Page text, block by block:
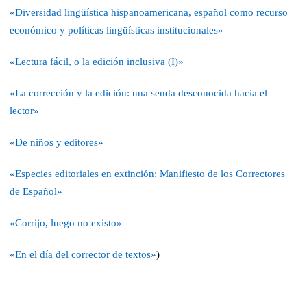
«Diversidad lingüística hispanoamericana, español como recurso
económico y políticas lingüísticas institucionales»
«Lectura fácil, o la edición inclusiva (I)»
«La corrección y la edición: una senda desconocida hacia el
lector»
«De niños y editores»
«Especies editoriales en extinción: Manifiesto de los Correctores
de Español»
«Corrijo, luego no existo»
«En el día del corrector de textos»)